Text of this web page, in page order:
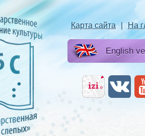
Карта сайта | На
English